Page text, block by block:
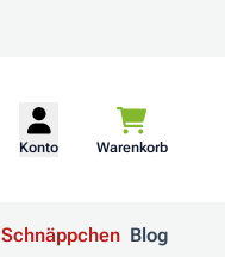
Konto Warenkorb
Schnäppchen Blog